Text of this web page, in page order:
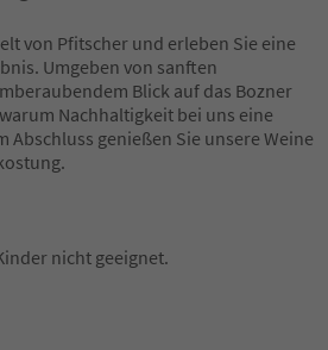
von Pfitscher und erleben Sie eine
Umgeben von sanften
Blick auf das Bozner
Nachhaltigkeit bei uns eine
Abschluss genießen Sie unsere Weine
nicht geeignet.